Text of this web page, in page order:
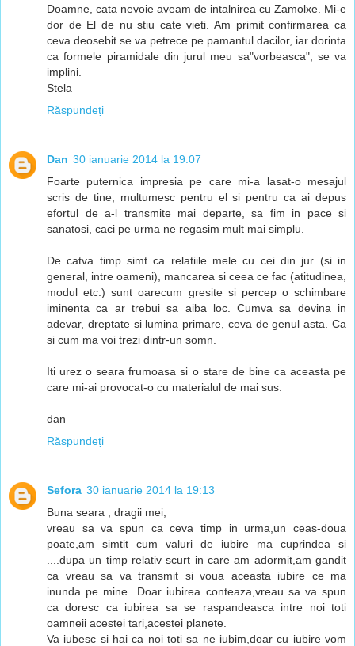
Doamne, cata nevoie aveam de intalnirea cu Zamolxe. Mi-e
dor de El de nu stiu cate vieti. Am primit confirmarea ca
ceva deosebit se va petrece pe pamantul dacilor, iar dorinta
ca formele piramidale din jurul meu sa"vorbeasca", se va
implini.
Stela
Răspundeți
Dan 30 ianuarie 2014 la 19:07
Foarte puternica impresia pe care mi-a lasat-o mesajul
scris de tine, multumesc pentru el si pentru ca ai depus
efortul de a-l transmite mai departe, sa fim in pace si
sanatosi, caci pe urma ne regasim mult mai simplu.
De catva timp simt ca relatiile mele cu cei din jur (si in
general, intre oameni), mancarea si ceea ce fac (atitudinea,
modul etc.) sunt oarecum gresite si percep o schimbare
iminenta ca ar trebui sa aiba loc. Cumva sa devina in
adevar, dreptate si lumina primare, ceva de genul asta. Ca
si cum ma voi trezi dintr-un somn.
Iti urez o seara frumoasa si o stare de bine ca aceasta pe
care mi-ai provocat-o cu materialul de mai sus.
dan
Răspundeți
Sefora 30 ianuarie 2014 la 19:13
Buna seara , dragii mei,
vreau sa va spun ca ceva timp in urma,un ceas-doua
poate,am simtit cum valuri de iubire ma cuprindea si
....dupa un timp relativ scurt in care am adormit,am gandit
ca vreau sa va transmit si voua aceasta iubire ce ma
inunda pe mine...Doar iubirea conteaza,vreau sa va spun
ca doresc ca iubirea sa se raspandeasca intre noi toti
oamneii acestei tari,acestei planete.
Va iubesc si hai ca noi toti sa ne iubim,doar cu iubire vom